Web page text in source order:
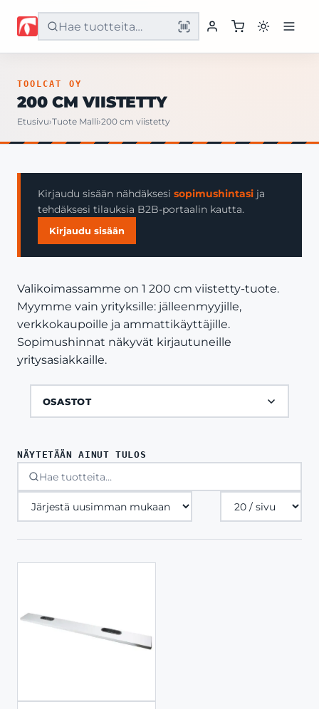
Etusivu
Yritys
Yhteystiedot
TOOLCAT OY
200 CM VIISTETTY
Etusivu›Tuote Malli›200 cm viistetty
Kirjaudu sisään nähdäksesi sopimushintasi ja
tehdäksesi tilauksia B2B-portaalin kautta.
Kirjaudu sisään
Valikoimassamme on 1 200 cm viistetty-tuote.
Myymme vain yrityksille: jälleenmyyjille,
verkkokaupoille ja ammattikäyttäjille.
Sopimushinnat näkyvät kirjautuneille
yritysasiakkaille.
OSASTOT
NÄYTETÄÄN AINUT TULOS
Tuotteita
sivulla